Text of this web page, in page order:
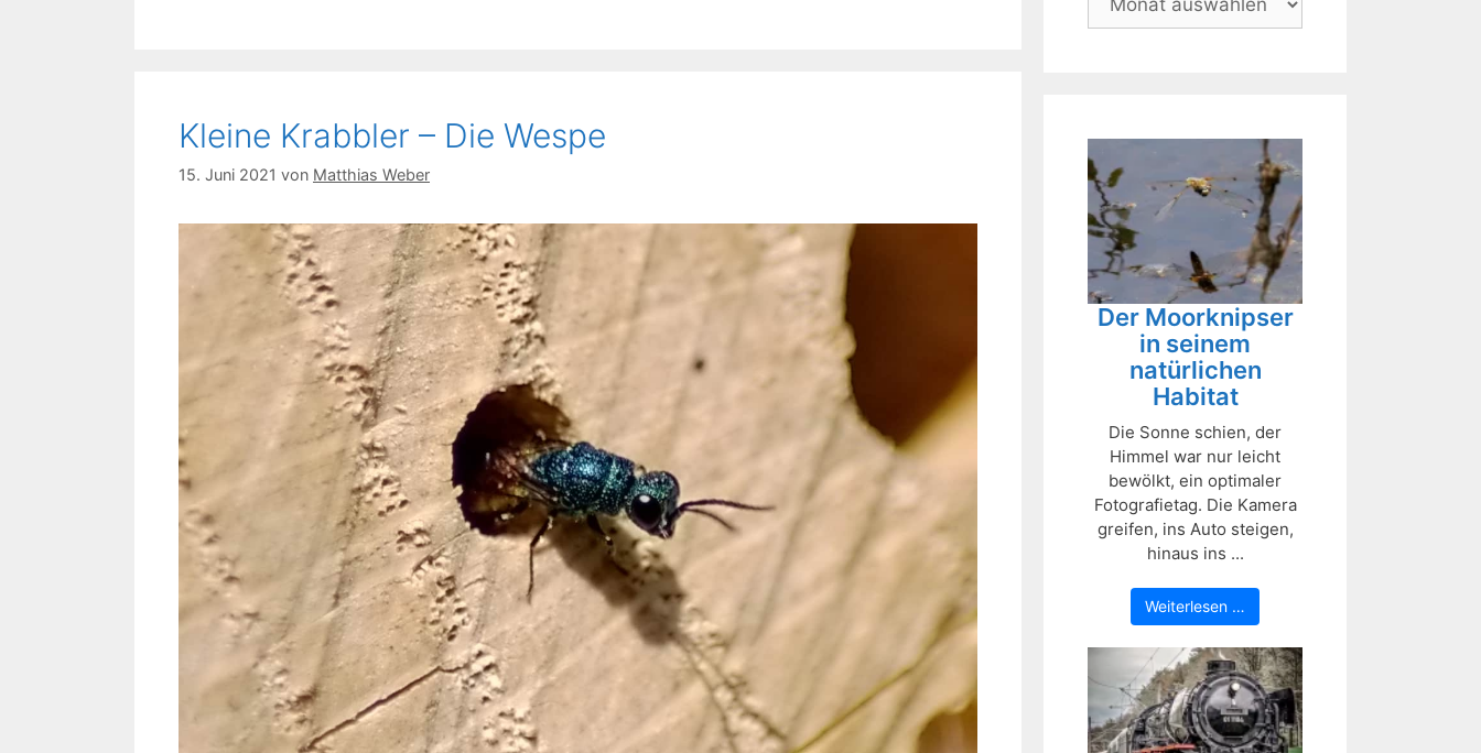
Kleine Krabbler – Die Wespe
15. Juni 2021 von Matthias Weber
Der Moorknipser
in seinem
natürlichen
Habitat
Die Sonne schien, der
Himmel war nur leicht
bewölkt, ein optimaler
Fotografietag. Die Kamera
greifen, ins Auto steigen,
hinaus ins ...
Weiterlesen …